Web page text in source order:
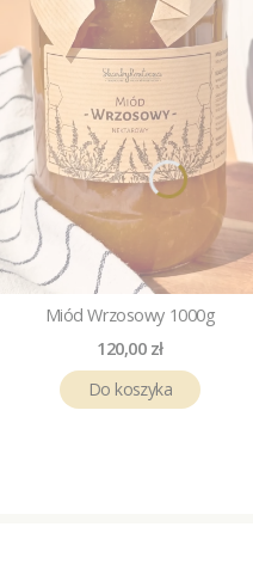
Miód Wrzosowy 1000g
Cena
120,00 zł
Do koszyka